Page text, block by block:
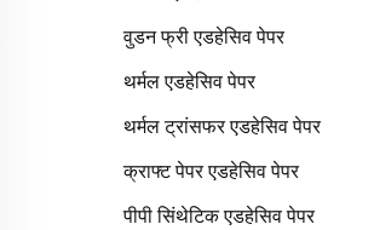
वुडन फ्री एडहेसिव पेपर
थर्मल एडहेसिव पेपर
थर्मल ट्रांसफर एडहेसिव पेपर
क्राफ्ट पेपर एडहेसिव पेपर
पीपी सिंथेटिक एडहेसिव पेपर